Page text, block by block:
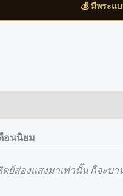
💰 มีพระแ
อนนิยม
ย์ส่องแสงมาเท่านั้น ก็จะบ